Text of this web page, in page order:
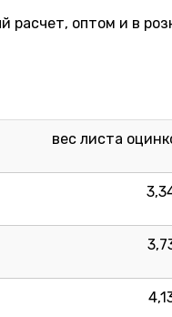
расчет, оптом и в
вес листа